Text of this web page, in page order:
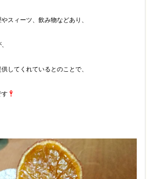
スィーツ、飲み物などあり、
してくれているとのことで、
す